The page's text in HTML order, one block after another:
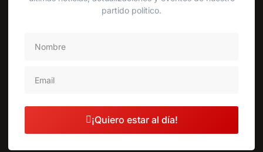
partido político.
¡Quiero estar al día!